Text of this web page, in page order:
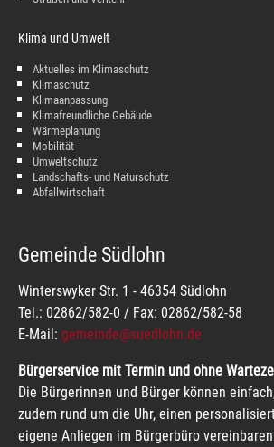
Klima und Umwelt
Aktuelles im Klimaschutz
Klimaschutz
Klimaanpassung
Klimafreundliche Gebäude
Wärmeplanung
Mobilität
Umweltschutz
Landschafts- und Naturschutz
Abfallwirtschaft
Gemeinde Südlohn
Winterswyker Str. 1 - 46354 Südlohn
Tel.: 02862/582-0 / Fax: 02862/582-58
E-Mail: gemeinde@suedlohn.de
Bürgerservice mit Termin und ohne
Die Bürgerinnen und Bürger können
zudem rund um die Uhr, einen
eigene Anliegen im Bürgerbüro